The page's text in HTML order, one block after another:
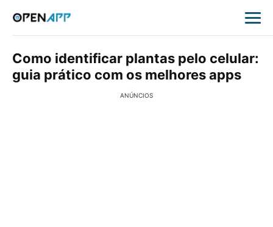
Como identificar plantas pelo celular:
guia prático com os melhores apps
ANÚNCIOS